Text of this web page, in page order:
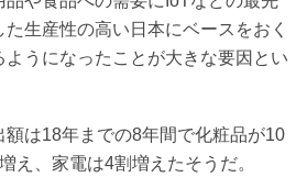
生産性の高い日本にベースをおく
うになったことが大きな要因とい
額は18年までの8年間で化粧品が10
え、家電は4割増えたそうだ。